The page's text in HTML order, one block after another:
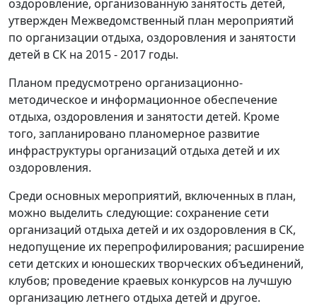
оздоровление, организованную занятость детей,
утвержден Межведомственный план мероприятий
по организации отдыха, оздоровления и занятости
детей в СК на 2015 - 2017 годы.
Планом предусмотрено организационно-
методическое и информационное обеспечение
отдыха, оздоровления и занятости детей. Кроме
того, запланировано планомерное развитие
инфраструктуры организаций отдыха детей и их
оздоровления.
Среди основных мероприятий, включенных в план,
можно выделить следующие: сохранение сети
организаций отдыха детей и их оздоровления в СК,
недопущение их перепрофилирования; расширение
сети детских и юношеских творческих объединений,
клубов; проведение краевых конкурсов на лучшую
организацию летнего отдыха детей и другое.